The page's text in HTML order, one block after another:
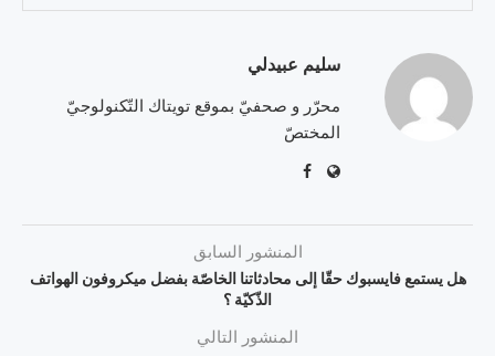
سليم عبيدلي
محرّر و صحفيّ بموقع تويتاك التّكنولوجيّ
المختصّ
المنشور السابق
هل يستمع فايسبوك حقّا إلى محادثاتنا الخاصّة بفضل ميكروفون الهواتف
الذّكيّة ؟
المنشور التالي